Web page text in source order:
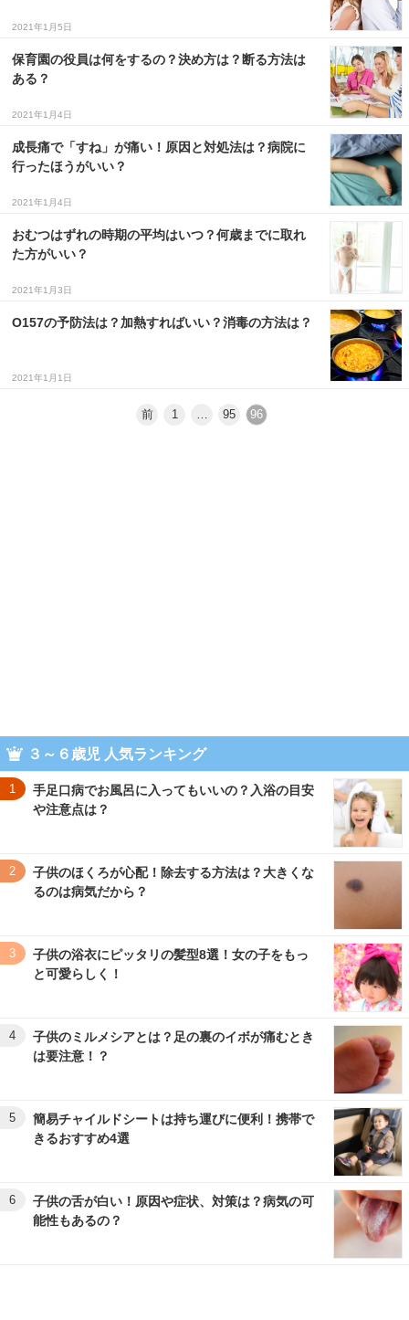
2021年1月5日
保育園の役員は何をするの？決め方は？断る方法は
ある？
2021年1月4日
成長痛で「すね」が痛い！原因と対処法は？病院に
行ったほうがいい？
2021年1月4日
おむつはずれの時期の平均はいつ？何歳までに取れ
た方がいい？
2021年1月3日
O157の予防法は？加熱すればいい？消毒の方法は？
2021年1月1日
前 1 … 95 96
３～６歳児 人気ランキング
1
手足口病でお風呂に入ってもいいの？入浴の目安
や注意点は？
2
子供のほくろが心配！除去する方法は？大きくな
るのは病気だから？
3
子供の浴衣にピッタリの髪型8選！女の子をもっ
と可愛らしく！
4
子供のミルメシアとは？足の裏のイボが痛むとき
は要注意！？
5
簡易チャイルドシートは持ち運びに便利！携帯で
きるおすすめ4選
6
子供の舌が白い！原因や症状、対策は？病気の可
能性もあるの？